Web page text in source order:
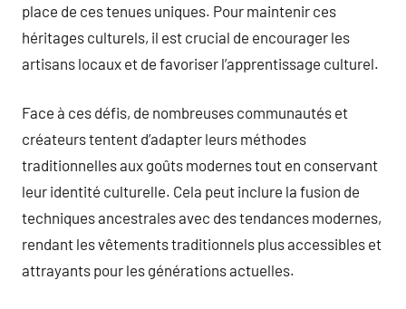
place de ces tenues uniques. Pour maintenir ces
héritages culturels, il est crucial de encourager les
artisans locaux et de favoriser l’apprentissage culturel.
Face à ces défis, de nombreuses communautés et
créateurs tentent d’adapter leurs méthodes
traditionnelles aux goûts modernes tout en conservant
leur identité culturelle. Cela peut inclure la fusion de
techniques ancestrales avec des tendances modernes,
rendant les vêtements traditionnels plus accessibles et
attrayants pour les générations actuelles.